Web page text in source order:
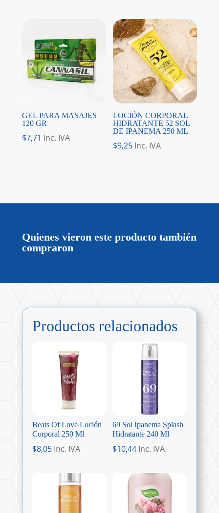
GEL PARA MASAJES
120 GR
$7,71 Inc. IVA
LOCIÓN CORPORAL
HIDRATANTE 52 SOL
DE IPANEMA 250 ML
$9,25 Inc. IVA
Quienes vieron este producto también
compraron
Productos relacionados
Beats Of Love Loción
Corporal 250 Ml
$8,05 Inc. IVA
69 Sol Ipanema Splash
Hidratante 240 Ml
$10,44 Inc. IVA